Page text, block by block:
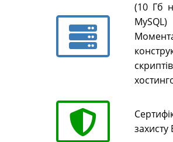
(10 Гб